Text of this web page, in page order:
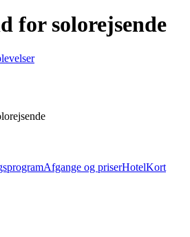
for solorejsende
Afgange og priserHotelKort